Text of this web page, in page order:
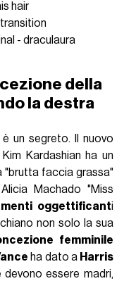
hair
- draculaura
della
la destra
un segreto. Il nuovo
Kardashian ha un
"brutta faccia grassa"
Machado "Miss
oggettificanti
non solo la sua
femminile
ha dato a Harris
devono essere madri,